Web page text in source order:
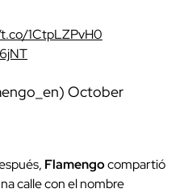
1CtpLZPvH0
October
Flamengocompartió
calle con el nombre